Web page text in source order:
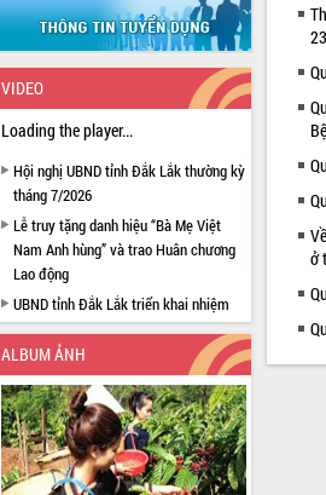
VIDEO
Loading the player...
Hội nghị UBND tỉnh Đắk Lắk thường kỳ
tháng 7/2026
Lễ truy tặng danh hiệu “Bà Mẹ Việt
Nam Anh hùng” và trao Huân chương
Lao động
UBND tỉnh Đắk Lắk triển khai nhiệm
vụ 6 tháng cuối năm 2026
Kỳ họp thứ Hai, Hội đồng nhân dân
tỉnh khóa XI quyết nghị nhiều nội dung
quan trọng
Bí thư Tỉnh ủy Lương Nguyễn Minh
Triết thăm, tặng quà người có công với
cách mạng
ALBUM ẢNH
ở